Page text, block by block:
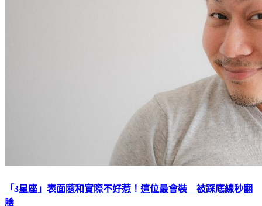
「3星座」表面隨和實際不好惹！這位最會裝 被踩底線秒翻
臉